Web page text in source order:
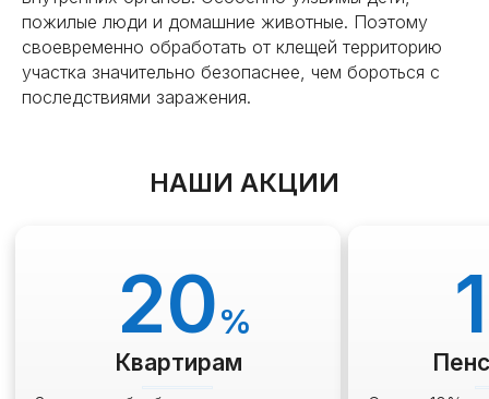
пожилые люди и домашние животные. Поэтому
своевременно обработать от клещей территорию
участка значительно безопаснее, чем бороться с
последствиями заражения.